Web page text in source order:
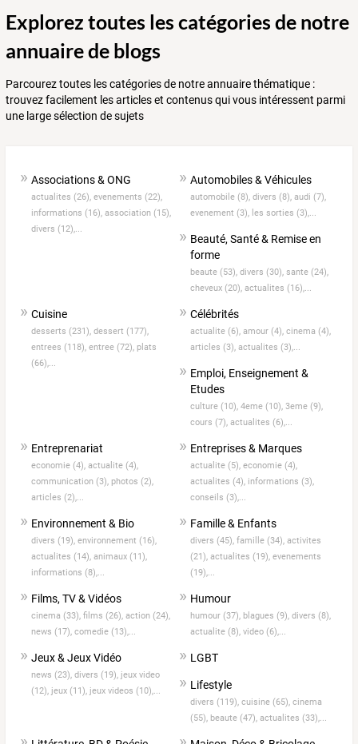
Explorez toutes les catégories de notre
annuaire de blogs
Parcourez toutes les catégories de notre annuaire thématique :
trouvez facilement les articles et contenus qui vous intéressent parmi
une large sélection de sujets
Associations & ONG
actualites (26),evenements (22),
informations (16),association (15),
divers (12),...
Automobiles & Véhicules
automobile (8), divers (8), audi (7),
evenement (3), les sorties (3),...
Beauté, Santé & Remise en
forme
beaute (53), divers (30), sante (24),
cheveux (20), actualites (16),...
Cuisine
desserts (231),dessert (177),
entrees (118),entree (72), plats
(66),...
Célébrités
actualite (6), amour (4), cinema (4),
articles (3), actualites (3),...
Emploi, Enseignement &
Etudes
culture (10), 4eme (10), 3eme (9),
cours (7), actualites (6),...
Entreprenariat
economie (4),actualite (4),
communication (3), photos (2),
articles (2),...
Entreprises & Marques
actualite (5), economie (4),
actualites (4), informations (3),
conseils (3),...
Environnement & Bio
divers (19),environnement (16),
actualites (14),animaux (11),
informations (8),...
Famille & Enfants
divers (45), famille (34), activites
(21), actualites (19), evenements
(19),...
Films, TV & Vidéos
cinema (33),films (26),action (24),
news (17),comedie (13),...
Humour
humour (37), blagues (9), divers (8),
actualite (8), video (6),...
Jeux & Jeux Vidéo
news (23),divers (19), jeux video
(12), jeux (11), jeux videos (10),...
LGBT
Lifestyle
divers (119), cuisine (65), cinema
(55), beaute (47), actualites (33),...